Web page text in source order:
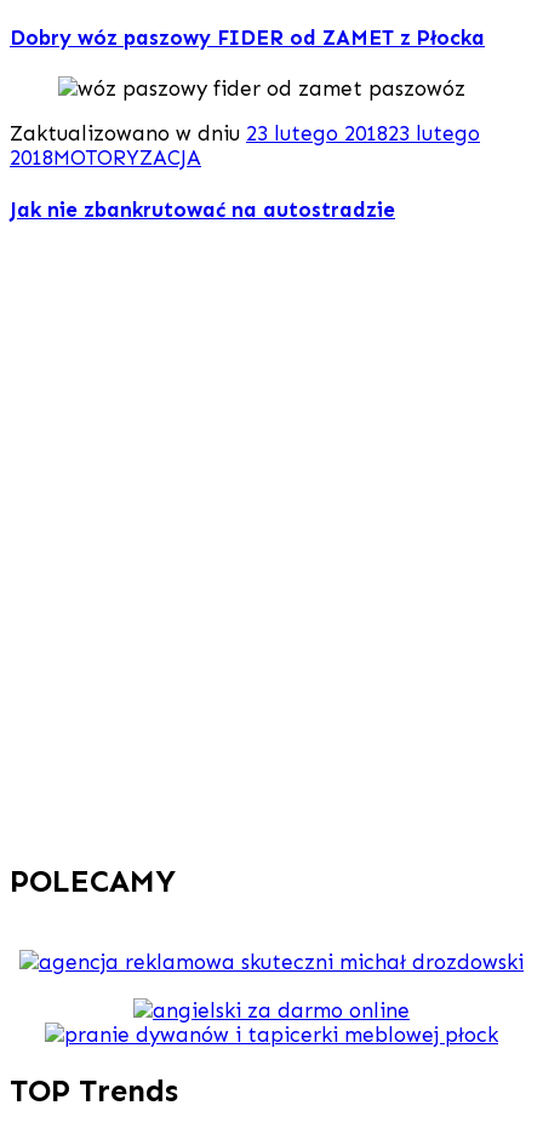
Dobry wóz paszowy FIDER od ZAMET z Płocka
Zaktualizowano w dniu 23 lutego 201823 lutego
2018MOTORYZACJA
Jak nie zbankrutować na autostradzie
POLECAMY
TOP Trends